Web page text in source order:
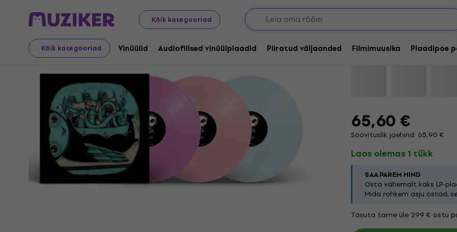
Kõik kategooriad
Kõik kategooriad Vinüülid Audiofiilsed vinüülplaadid Piiratud väljaanded Filmimuusika Plaadipoe
LP plaadid ja CD-d Vinüülid
My Morning Jacket -
Kaubamärk:My Morning Jacket
65,60 €
Soovituslik jaehind: 65,90 €
Laos olemas 1 tükk
SAA PAREM HIND
Osta vähemalt kaks LP-
Mida rohkem asju ostad,
Tasuta tarne üle 299 € ostu